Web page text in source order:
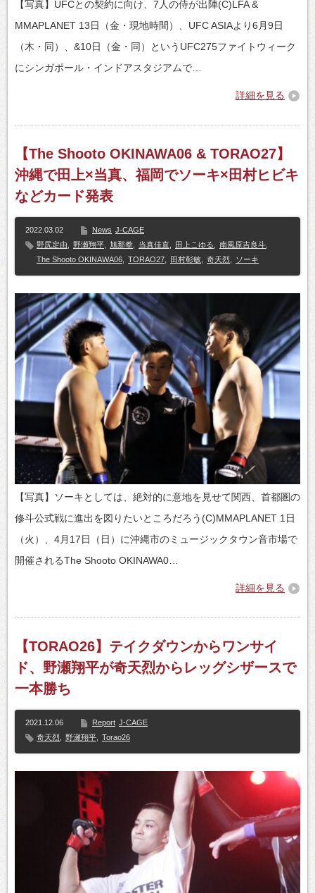
【写真】UFCとの契約に向け、7人の侍が出陣(C)LFA &
MMAPLANET 13日（金・現地時間）、UFC ASIAより6月9日
（木・同）、&10日（金・同）というUFC275ファイトウィーク
にシンガポール・インドアスタジアムで…
詳細を見る
【The Shooto OKINAWA06 & TORAO27】
沖縄で田上×当真、福岡でソーキ×田村ヒビキ
などカード発表
2022.03.02 News J-CAGE
野尻定由
野瀬翔平 旭那拳 当真佳直 田上こゆる 南風原吉良斗
The Shooto OKINAWA06
TORAO27 田村彰敏 奇天烈 ソーキ
【写真】ソーキとしては、絶対的に意地を見せて関西、首都圏の
修斗公式戦に進出を図りたいところだろう(C)MMAPLANET 1日
（火）、4月17日（日）に沖縄市のミュージックタウン音市場で
開催されるThe Shooto OKINAWA0…
詳細を見る
【TORAO26】テイクダウンからワンサイ
ド、野瀬翔平が奇天烈からレッグシザースで
一本勝ち
2021.12.06 Report J-CAGE
奇天烈
野瀬翔平 Torao26